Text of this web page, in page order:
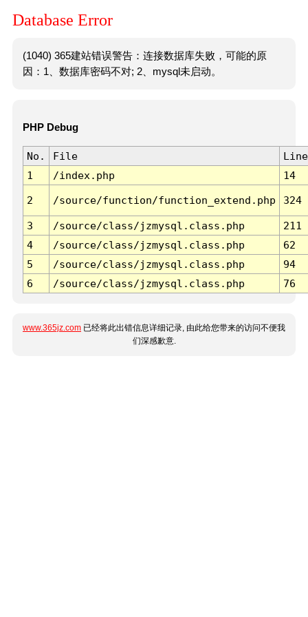
Database Error
(1040) 365建站错误警告：连接数据库失败，可能的原
因：1、数据库密码不对; 2、mysql未启动。
PHP Debug
No. File
Line
1
/index.php 14
2 /source/function/function_extend.php 324
3 /source/class/jzmysql.class.php
211
4
/source/class/jzmysql.class.php
62
5
/source/class/jzmysql.class.php
94
6
/source/class/jzmysql.class.php 76
www.365jz.com 已经将此出错信息详细记录, 由此给您带来的访问不便我
们深感歉意.